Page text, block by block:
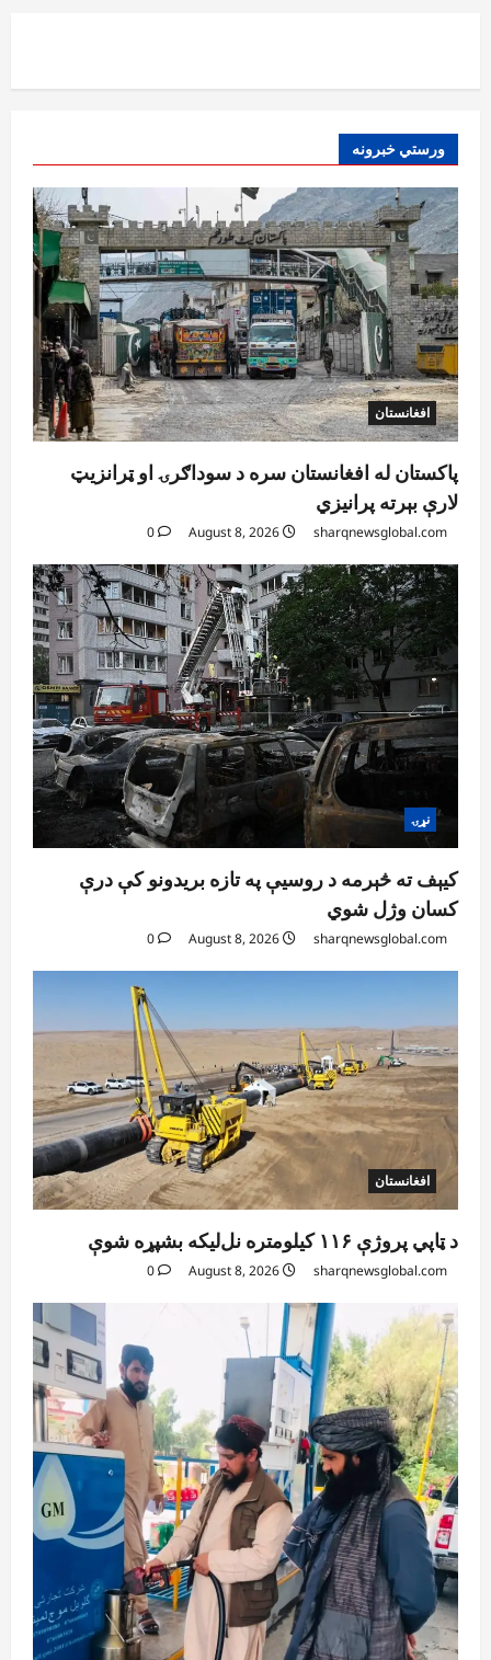
4
ننګرهار کې د تېلو یو شمېر پمپونه وتړل شول
sharqnewsglobal.com
0
5
افغانستان
ټولګټو وزارت: قیصار ـ لامان سړک رغنیزې
چارې په بېلابېلو برخو کې روانې دي
sharqnewsglobal.com
August 6, 2026
0
ورستي خبرونه
افغانستان
پاکستان له افغانستان سره د سوداګرۍ او ټرانزیټ
لارې بېرته پرانیزي
sharqnewsglobal.com
0
نړۍ
کیېف ته څېرمه د روسیې په تازه بریدونو کې درې
کسان وژل شوي
sharqnewsglobal.com
0
افغانستان
د ټاپي پروژې ۱۱۶ کیلومتره نل‌لیکه بشپړه شوې
sharqnewsglobal.com
0